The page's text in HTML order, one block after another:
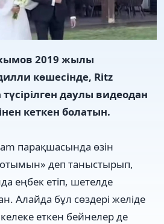
2019 жылы
көшесінде, Ritz
даулы видеодан
кеткен болатын.
парақшасында өзін
деп таныстырып,
еңбек етіп, шетелде
Алайда бұл сөздері желіде
еткен бейнелер де